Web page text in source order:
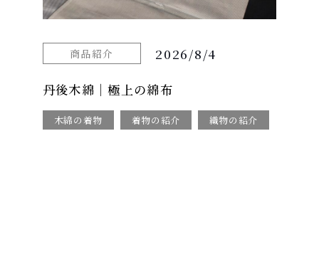
商品紹介 2026/8/4
丹後木綿｜極上の綿布
木綿の着物 着物の紹介 織物の紹介